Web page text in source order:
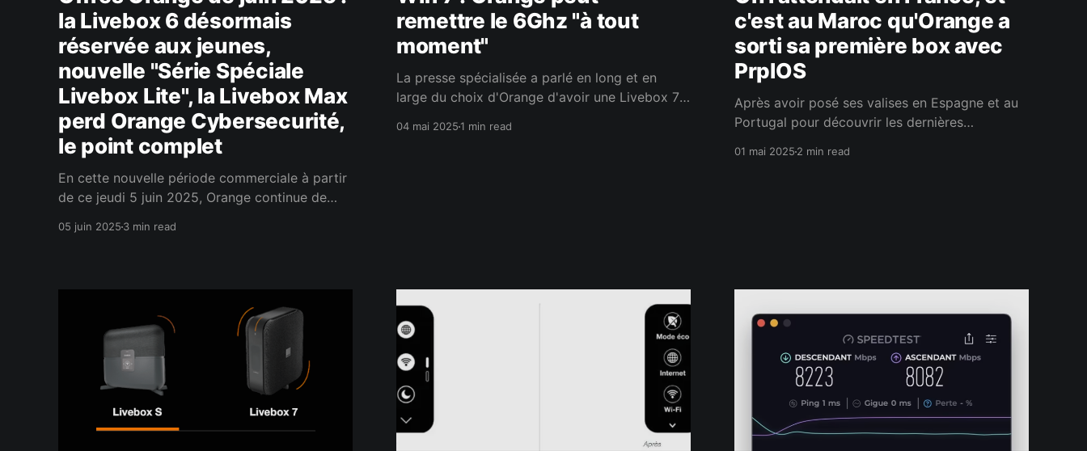
la Livebox 6 désormais
réservée aux jeunes,
nouvelle "Série Spéciale
Livebox Lite", la Livebox Max
perd Orange Cybersecurité,
le point complet
En cette nouvelle période commerciale à partir
de ce jeudi 5 juin 2025, Orange continue de
: simplification des box, suppression de
05 juin 2025 3 min read
remettre le 6Ghz "à tout
moment"
La presse spécialisée a parlé en long et en
large du choix d'Orange d'avoir une Livebox 7
04 mai 20251 min read
c'est au Maroc qu'Orange a
sorti sa première box avec
PrplOS
Après avoir posé ses valises en Espagne et au
Portugal pour découvrir les dernières
01 mai 20252 min read